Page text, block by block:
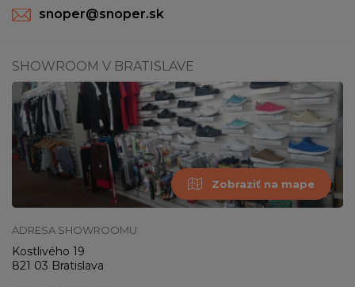
snoper@snoper.sk
SHOWROOM V BRATISLAVE
Zobraziť na mape
ADRESA SHOWROOMU
Kostlivého 19
821 03 Bratislava